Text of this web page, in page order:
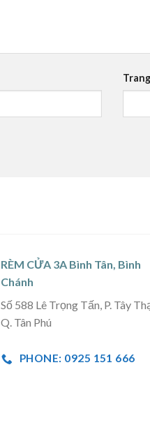
RÈM CỬA 3A Bình Tân, Bình
Chánh
Số 588 Lê Trọng Tấn, P. Tây
Q. Tân Phú
PHONE: 0925 151 666